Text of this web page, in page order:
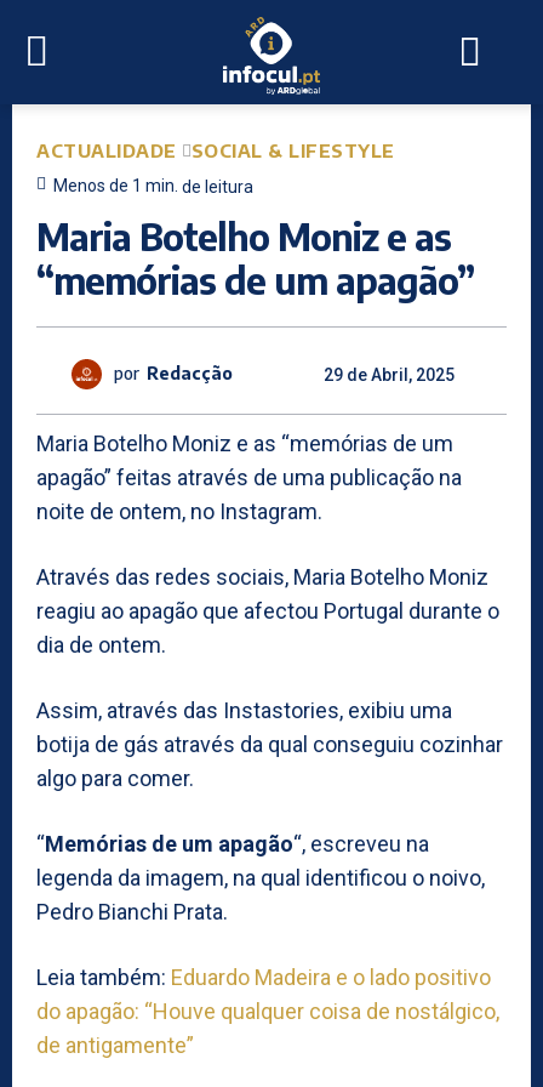
ACTUALIDADE SOCIAL & LIFESTYLE
Menos de 1 min. de leitura
Maria Botelho Moniz e as
“memórias de um apagão”
por Redacção 29 de Abril, 2025
Maria Botelho Moniz e as “memórias de um
apagão” feitas através de uma publicação na
noite de ontem, no Instagram.
Através das redes sociais, Maria Botelho Moniz
reagiu ao apagão que afectou Portugal durante o
dia de ontem.
Assim, através das Instastories, exibiu uma
botija de gás através da qual conseguiu cozinhar
algo para comer.
“Memórias de um apagão“, escreveu na
legenda da imagem, na qual identificou o noivo,
Pedro Bianchi Prata.
Leia também: Eduardo Madeira e o lado positivo
do apagão: “Houve qualquer coisa de nostálgico,
de antigamente”